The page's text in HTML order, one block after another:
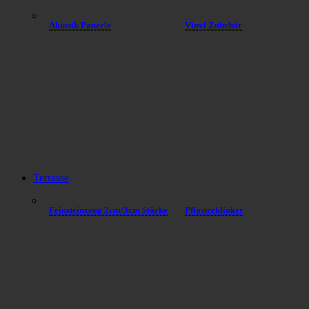
Akustik Paneele Vinyl Zubehör
Terrasse
Feinsteinzeug 2cm/3cm Stärke Pflasterklinker